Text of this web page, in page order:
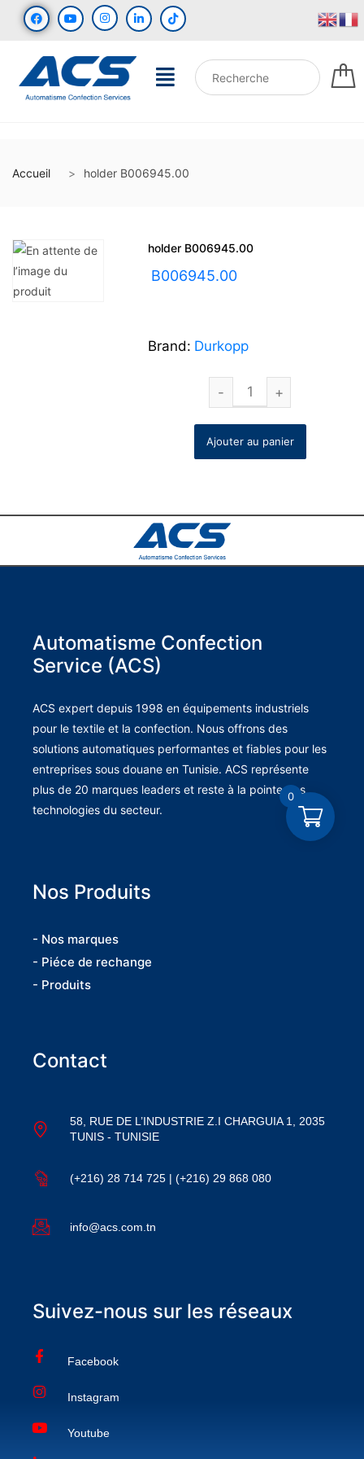
Accueil holder B006945.00
holder B006945.00
B006945.00
Brand: Durkopp
Ajouter au panier
Automatisme Confection
Service (ACS)
ACS expert depuis 1998 en équipements industriels
pour le textile et la confection. Nous offrons des
solutions automatiques performantes et fiables pour les
entreprises sous douane en Tunisie. ACS représente
plus de 20 marques leaders et reste à la pointe des
technologies du secteur.
Nos Produits
- Nos marques
- Piéce de rechange
- Produits
Contact
58, RUE DE L’INDUSTRIE Z.I CHARGUIA 1, 2035
TUNIS - TUNISIE
(+216) 28 714 725 | (+216) 29 868 080
info@acs.com.tn
Suivez-nous sur les réseaux
Facebook
Instagram
Youtube
0